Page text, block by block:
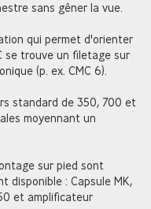
sans gêner la vue.
qui permet d'orienter
se trouve un filetage sur
(p. ex. CMC 6).
standard de 350, 700 et
moyennant un
sur pied sont
disponible : Capsule MK,
et amplificateur